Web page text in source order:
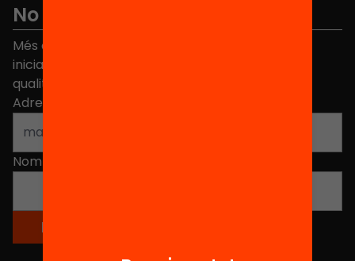
No et perdis res
Més de 40.000 persones ja han triat Equitat. Rep
iniciatives, propostes i projectes per millorar la
qualitat de l'educació a Catalunya.
Adreça electrònica
Nom